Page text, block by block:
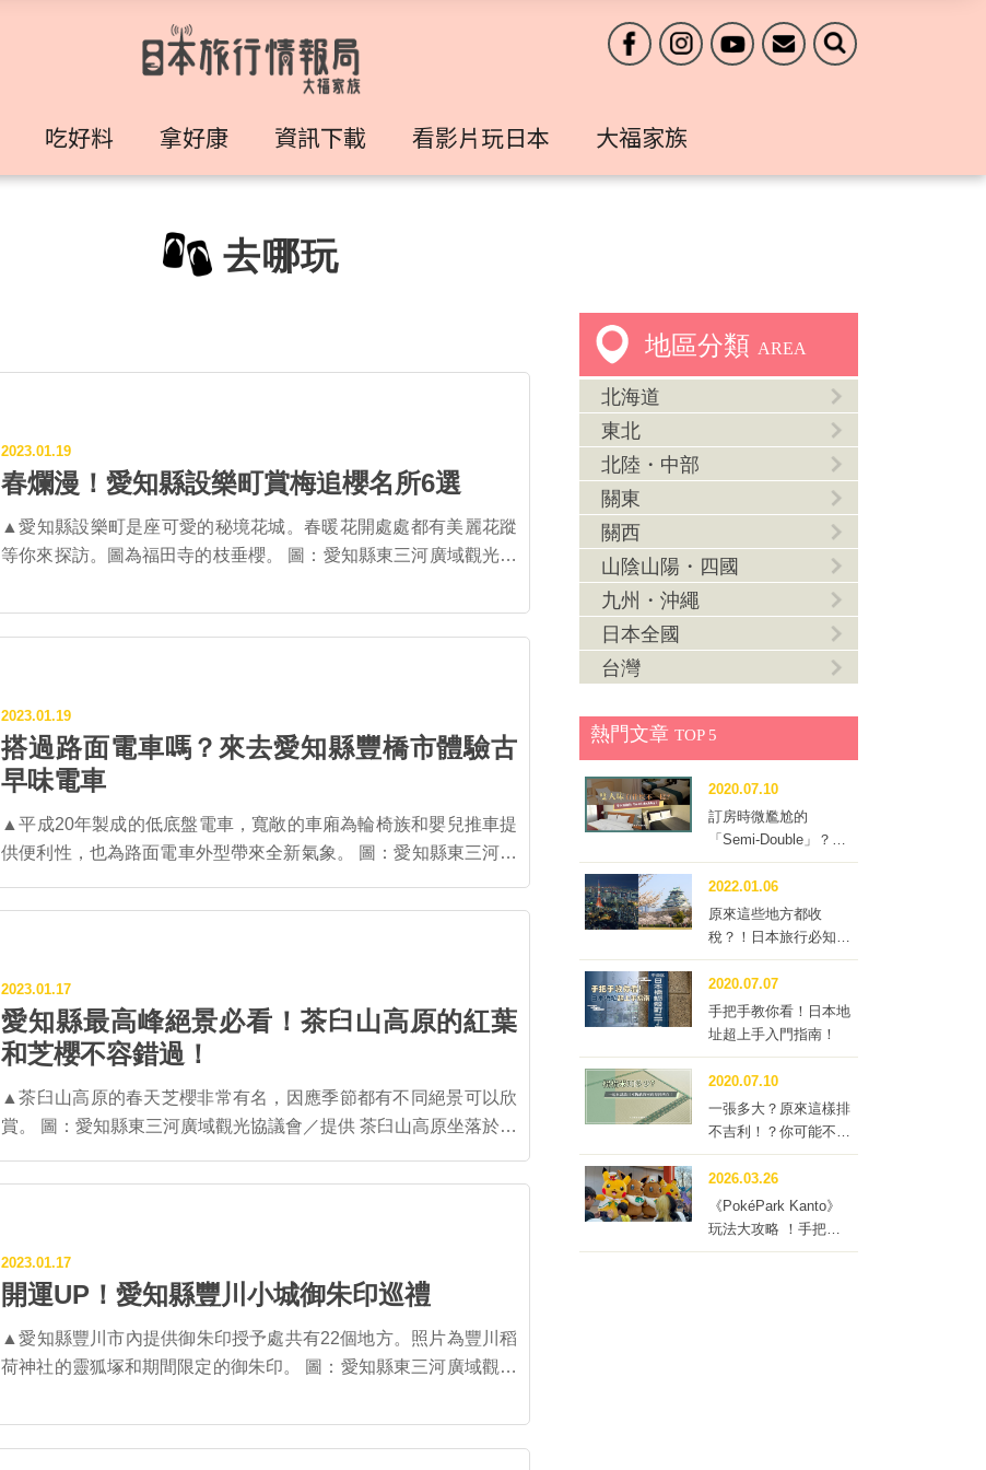
吃好料 拿好康 資訊下載 看影片玩日本 大福家族
去哪玩
2023.01.19
春爛漫！愛知縣設樂町賞梅追櫻名所6選
▲愛知縣設樂町是座可愛的秘境花城。春暖花開處處都有美麗花蹤
等你來探訪。圖為福田寺的枝垂櫻。 圖：愛知縣東三河廣域觀光協
花開時節，不想人擠人疲憊賞花，推薦前往愛知縣設樂町，搶先布
局你的2023賞梅追櫻小旅行！以下將介紹6處賞梅追櫻勝地： ▲神
梅位於神田地區的民宅庭園中，每年都會綻放美麗的花朵，所謂黑
梅並非指花朵是黑色的，而是濃豔粉色的紅梅，據說是因為枝幹是
黑色的而得此名。梅樹高約7～8m，自成一格的梅樹姿態，是設樂
址】愛知縣設樂町八橋字崩沢33 被栽植在舊八橋小學遺址的設樂町
知縣東三河廣域觀光協議會／提供 ▎神田の江戶彼岸櫻 【最佳花
期】4月上旬 【地址】愛知縣設樂町神田大申方3 位於栽植神田黑
梅的民宅後山中，由於樹高25公尺、將近8層樓高，樹幹環抱超過3
公尺以上，樹齡推定約80年。在這株櫻花樹不遠處還有兩株櫻花樹
被稱為「兄弟櫻」，靜靜地佇立在河邊開花，是在地的最醒目象
徵。 ▲福田寺の枝垂櫻。 圖：愛知縣東三河廣域觀光協議會／提供
居立19 相傳戰國時代赫赫有名的將軍武田信玄死在福田寺。福田寺
覆住一般的滿開盛況，更吸引愛花人士的造訪。 ▲田峯城の優雅山
櫻。 圖：愛知縣東三河廣域觀光協議會／提供 ▎田峯城の優雅山櫻
停車場旁邊綻放的山櫻，是攝影愛好者熱愛的拍照熱點。在這裡可
以感受到靜謐山村裡春天來訪的美景。幽靜山城和美麗櫻花的相映
2023.01.19
搭過路面電車嗎？來去愛知縣豐橋市體驗古
早味電車
▲平成20年製成的低底盤電車，寬敞的車廂為輪椅族和嬰兒推車提
供便利性，也為路面電車外型帶來全新氣象。 圖：愛知縣東三河廣
交通工具。1895年明治中期，第一輛路面電車出現在京都，此後如
地區和愛知縣內，豐橋市就成為唯一還有路面電車行駛之處。 ▲最
傳統的路面電車原始外觀。 圖：愛知縣東三河廣域觀光協議會／提
供 連結豐橋車站前和豐橋市東部的「豐橋市路面電車市內線」，全
愛，也是日本唯一行駛於國道1號的路線，尤其途中的井原站附近
的交叉點位置，可說是全日本最險峻的急轉彎道路(約半徑11公
尺)。 ▲6月中旬至9月中旬推出夏天限定的納涼啤酒路面電車。
「納涼啤酒電車」，可享受附有下酒菜便當的生啤喝到飽；而當冬
天到來，黃昏時有紅燈籠亮起，能夠享用熱氣蒸騰的黑輪關東煮的
「黑輪電車」也會登場，一邊從車窗中眺望豐橋市街風光，一邊在
電車內感受路邊攤喝小酒風情的樂趣，可說是豐橋最迷人的限定版
圖：愛知縣東三河廣域觀光協議會／提供 ▓豐橋市路面電車路線圖
&時刻表：https://reurl.cc/EXADvA
2023.01.17
愛知縣最高峰絕景必看！茶臼山高原的紅葉
和芝櫻不容錯過！
▲茶臼山高原的春天芝櫻非常有名，因應季節都有不同絕景可以欣
賞。 圖：愛知縣東三河廣域觀光協議會／提供 茶臼山高原坐落於愛
縣最高峰，也是縣内唯一的滑雪場，冬天因滑雪而人氣沸騰、春天
地。 ▲茶臼山高原的春天有著一整面粉紅芝櫻花毯好美，晚上的夜
櫻也是賞景一絕。 圖：愛知縣東三河廣域觀光協議會／提供 ▍春爛
漫！仰望南阿爾卑斯的「芝櫻之丘」 毎年5月中旬到6月中旬，定期
展開「天空的花回廊～芝櫻之丘」。在2万2000平方公尺的腹地
上，栽植了40萬株可愛的芝櫻。在蔚藍晴空下，以殘雪堆積山頭的
2023.01.17
開運UP！愛知縣豐川小城御朱印巡禮
▲愛知縣豐川市內提供御朱印授予處共有22個地方。照片為豐川稻
荷神社的靈狐塚和期間限定的御朱印。 圖：愛知縣東三河廣域觀光
定要收集御朱印，藉以提振元氣、開運或是作為旅途的最佳紀念。
特別推薦愛知縣的豐川市內光是可以授予御朱印的地方就有約22間
地區分類 AREA
北海道
東北
北陸・中部
關東
關西
山陰山陽・四國
九州・沖繩
日本全國
台灣
熱門文章 TOP 5
2020.07.10
訂房時微尷尬的
「Semi-Double」？到
底要不要訂這種房型？
2022.01.06
原來這些地方都收
稅？！日本旅行必知的
「住宿稅」
2020.07.07
手把手教你看！日本地
址超上手入門指南！
2020.07.10
一張多大？原來這樣排
不吉利！？你可能不知
道的榻榻米冷知識四
問！
2026.03.26
《PokéPark Kanto》
玩法大攻略 ！手把手
帶你體驗寶可樂園：關